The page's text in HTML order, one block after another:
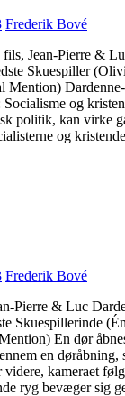
Frederik Bové
Jean-Pierre &
Skuespiller
Mention)
Socialisme og
politik, kan virke
og
Frederik Bové
Pierre & Luc
Skuespillerinde
En dør
en
kameraet
ryg bevæger sig